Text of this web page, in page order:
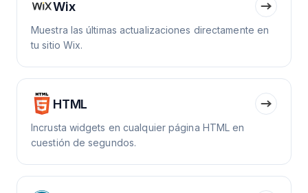
Wix
Muestra las últimas actualizaciones directamente en
tu sitio Wix.
HTML
Incrusta widgets en cualquier página HTML en
cuestión de segundos.